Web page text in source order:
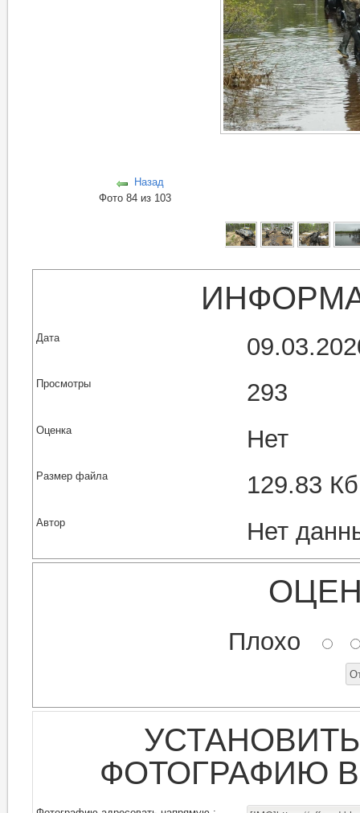
Назад
Фото 84 из 103
Дата
Просмотры 293
Оценка Нет
Размер файла 129.83
Автор Нет
Плохо
ФОТОГРАФИЮ В